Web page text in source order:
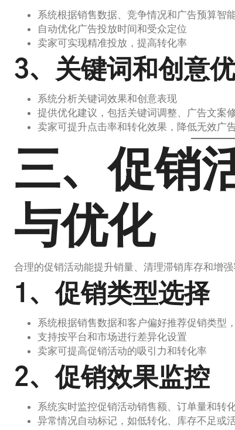
系统根据销售数据、竞争情况和广告预算智
自动优化广告投放时间和受众定位
卖家可实现精准投放，提高转化率
3、关键词和创意
系统分析关键词效果和创意表现
提供优化建议，包括关键词调整、广告文案
卖家可提升点击率和转化效果，降低无效广
三、促销
与优化
合理的促销活动能提升销量、清理滞销库存和增强
1、促销类型选择
系统根据销售数据和客户偏好推荐促销类型
支持按平台和市场进行差异化设置
卖家可提高促销活动的吸引力和转化率
2、促销效果监控
系统实时监控促销活动销售额、订单量和转
异常情况自动标记，如低转化、库存不足或